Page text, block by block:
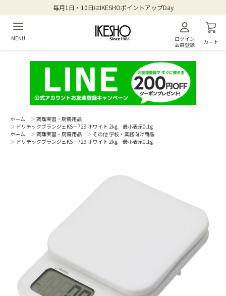
毎月1日・10日はIKESHOポイントアップDay
MENU
ログイン
会員登録
カート
ホーム ＞ 調理実習・厨房用品
＞ ドリテックブランジェKSー729 ホワイト 2kg 最小表示0.1g
ホーム
＞ 調理実習・厨房用品 ＞ その他 学校・業務向け商品
＞ ドリテックブランジェKSー729 ホワイト 2kg 最小表示0.1g